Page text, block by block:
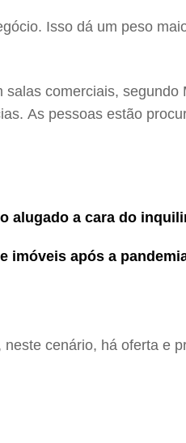
Isso dá um peso
comerciais,
As pessoas estão
alugado a cara do
imóveis após a
cenário, há oferta e